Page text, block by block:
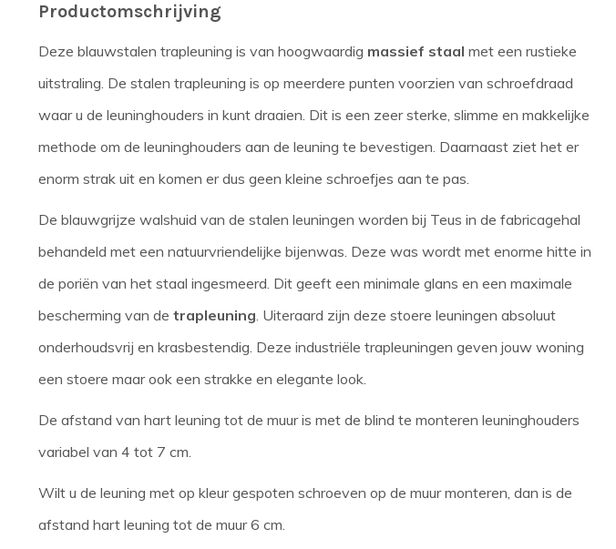
Productomschrijving
Deze blauwstalen trapleuning is van hoogwaardig massief staal met een rustieke
uitstraling. De stalen trapleuning is op meerdere punten voorzien van schroefdraad
waar u de leuninghouders in kunt draaien. Dit is een zeer sterke, slimme en makkelijke
methode om de leuninghouders aan de leuning te bevestigen. Daarnaast ziet het er
enorm strak uit en komen er dus geen kleine schroefjes aan te pas.
De blauwgrijze walshuid van de stalen leuningen worden bij Teus in de fabricagehal
behandeld met een natuurvriendelijke bijenwas. Deze was wordt met enorme hitte in
de poriën van het staal ingesmeerd. Dit geeft een minimale glans en een maximale
bescherming van de trapleuning. Uiteraard zijn deze stoere leuningen absoluut
onderhoudsvrij en krasbestendig. Deze industriële trapleuningen geven jouw woning
een stoere maar ook een strakke en elegante look.
De afstand van hart leuning tot de muur is met de blind te monteren leuninghouders
variabel van 4 tot 7 cm.
Wilt u de leuning met op kleur gespoten schroeven op de muur monteren, dan is de
afstand hart leuning tot de muur 6 cm.